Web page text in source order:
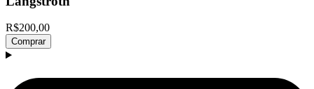
R$200,00
Comprar